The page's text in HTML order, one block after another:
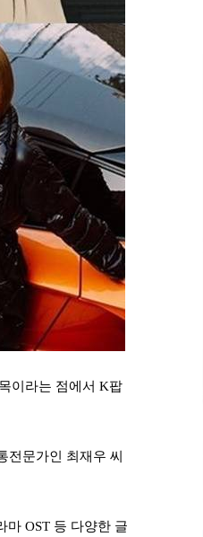
이라는 점에서 K팝
전문가인 최재우 씨
마 OST 등 다양한 글